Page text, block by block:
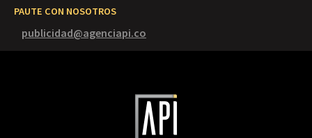
PAUTE CON NOSOTROS
publicidad@agenciapi.co